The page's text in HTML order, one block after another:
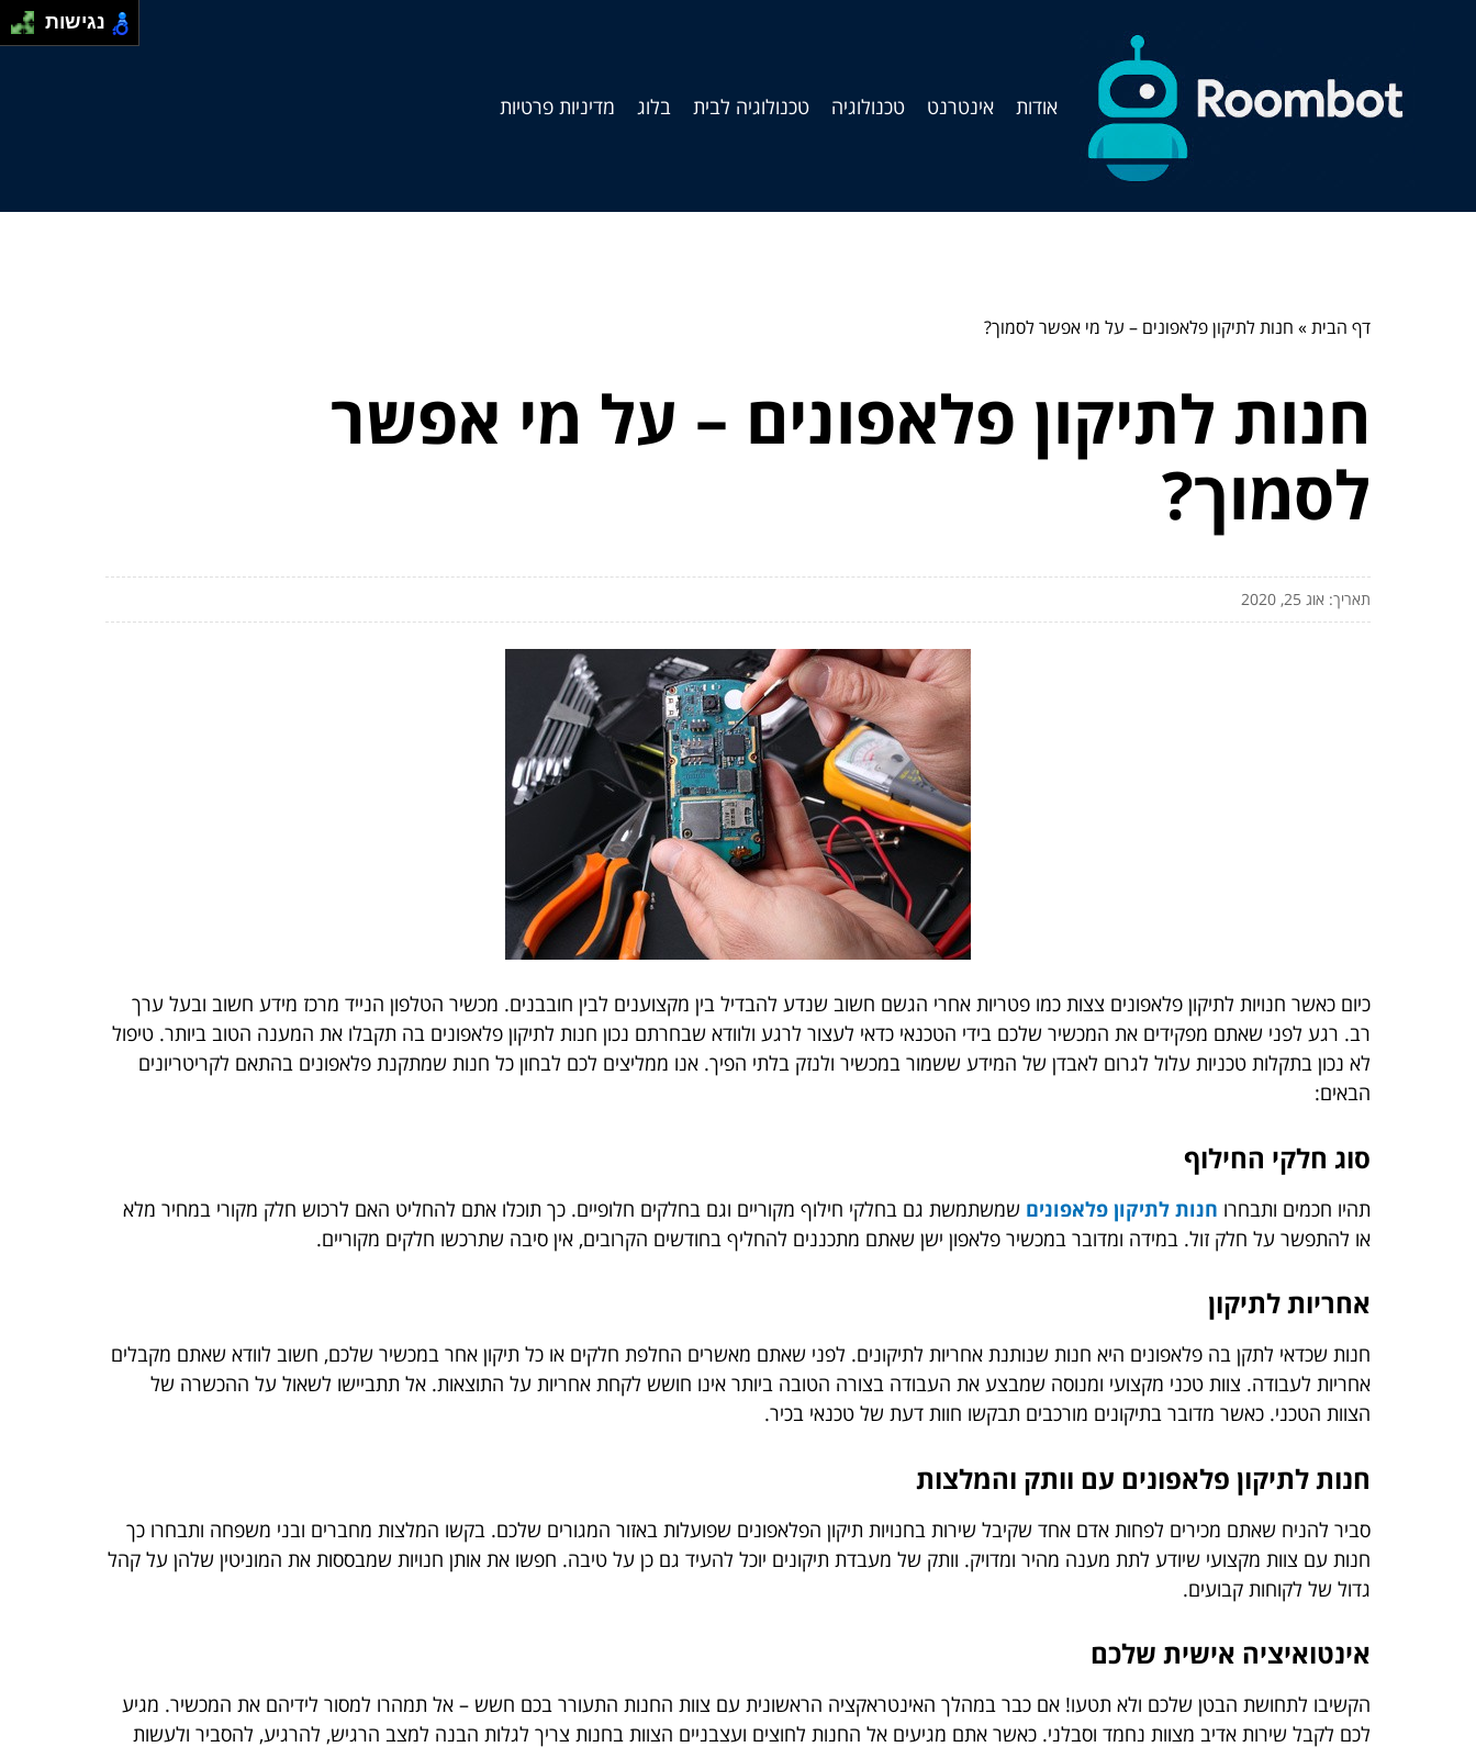
אודות אינטרנט טכנולוגיה טכנולוגיה לבית בלוג מדיניות פרטיות
דף הבית» חנות לתיקון פלאפונים – על מי אפשר לסמוך?
חנות לתיקון פלאפונים – על מי אפשר
לסמוך?
תאריך: אוג 25, 2020
כיום כאשר חנויות לתיקון פלאפונים צצות כמו פטריות אחרי הגשם חשוב שנדע להבדיל בין מקצוענים לבין חובבנים. מכשיר הטלפון הנייד מרכז מידע חשוב ובעל ערך
רב. רגע לפני שאתם מפקידים את המכשיר שלכם בידי הטכנאי כדאי לעצור לרגע ולוודא שבחרתם נכון חנות לתיקון פלאפונים בה תקבלו את המענה הטוב ביותר. טיפול
לא נכון בתקלות טכניות עלול לגרום לאבדן של המידע ששמור במכשיר ולנזק בלתי הפיך. אנו ממליצים לכם לבחון כל חנות שמתקנת פלאפונים בהתאם לקריטריונים
הבאים:
סוג חלקי החילוף
תהיו חכמים ותבחרו חנות לתיקון פלאפונים שמשתמשת גם בחלקי חילוף מקוריים וגם בחלקים חלופיים. כך תוכלו אתם להחליט האם לרכוש חלק מקורי במחיר מלא
או להתפשר על חלק זול. במידה ומדובר במכשיר פלאפון ישן שאתם מתכננים להחליף בחודשים הקרובים, אין סיבה שתרכשו חלקים מקוריים.
אחריות לתיקון
חנות שכדאי לתקן בה פלאפונים היא חנות שנותנת אחריות לתיקונים. לפני שאתם מאשרים החלפת חלקים או כל תיקון אחר במכשיר שלכם, חשוב לוודא שאתם מקבלים
אחריות לעבודה. צוות טכני מקצועי ומנוסה שמבצע את העבודה בצורה הטובה ביותר אינו חושש לקחת אחריות על התוצאות. אל תתביישו לשאול על ההכשרה של
הצוות הטכני. כאשר מדובר בתיקונים מורכבים תבקשו חוות דעת של טכנאי בכיר.
חנות לתיקון פלאפונים עם וותק והמלצות
סביר להניח שאתם מכירים לפחות אדם אחד שקיבל שירות בחנויות תיקון הפלאפונים שפועלות באזור המגורים שלכם. בקשו המלצות מחברים ובני משפחה ותבחרו כך
חנות עם צוות מקצועי שיודע לתת מענה מהיר ומדויק. וותק של מעבדת תיקונים יוכל להעיד גם כן על טיבה. חפשו את אותן חנויות שמבססות את המוניטין שלהן על קהל
גדול של לקוחות קבועים.
אינטואיציה אישית שלכם
הקשיבו לתחושת הבטן שלכם ולא תטעו! אם כבר במהלך האינטראקציה הראשונית עם צוות החנות התעורר בכם חשש – אל תמהרו למסור לידיהם את המכשיר. מגיע
לכם לקבל שירות אדיב מצוות נחמד וסבלני. כאשר אתם מגיעים אל החנות לחוצים ועצבניים הצוות בחנות צריך לגלות הבנה למצב הרגיש, להרגיע, להסביר ולעשות
נגישות